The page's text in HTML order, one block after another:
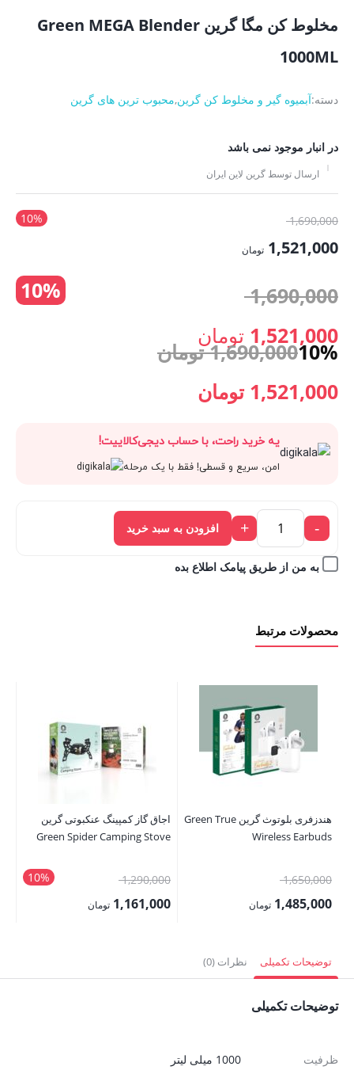
مخلوط کن مگا گرین Green MEGA Blender
1000ML
دسته:آبمیوه گیر و مخلوط کن گرین,محبوب ترین های گرین
در انبار موجود نمی باشد
ارسال توسط گرین لاین ایران
10% 1,690,000قیمت
اصلی:
بود.
1,521,000 تومان
فعلی:
10% 1,690,000
اصلی: 1,521,000 تومان
1,521,000 تومان.
10%
1,690,000 تومان
قیمت
1,690,000 تومان
بود.
1,521,000 تومان
فعلی:
1,521,000 تومان.
یه خرید راحت، با حساب دیجی‌کالاییت!
امن، سریع و قسطی! فقط با یک مرحله
-
+ افزودن به سبد خرید
به من از طریق پیامک اطلاع بده
محصولات مرتبط
هندزفری بلوتوث گرین Green True
Wireless Earbuds
1,650,000قیمت
اصلی:1,485,000 تومان
1,485,000 تومان.
اجاق گاز کمپینگ عنکبوتی گرین
Green Spider Camping Stove
10% 1,290,000قیمت
اصلی:1,161,000 تومان
توضیحات تکمیلی نظرات (0)
توضیحات تکمیلی
ظرفیت 1000 میلی لیتر